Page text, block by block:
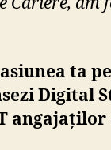
ta
Digital